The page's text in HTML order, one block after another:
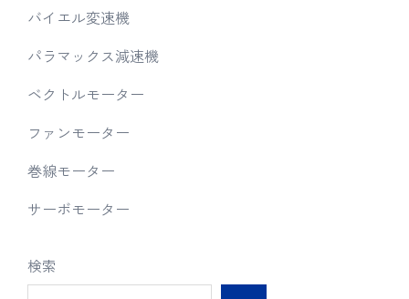
バイエル変速機
パラマックス減速機
ベクトルモーター
ファンモーター
巻線モーター
サーボモーター
検索